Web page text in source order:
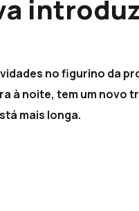
no figurino da
à noite, tem um novo
mais longa.